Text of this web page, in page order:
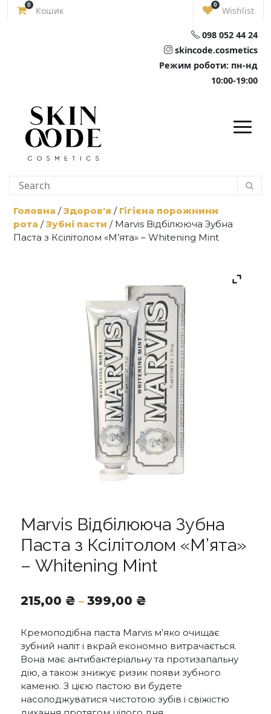
Skip
0
Кошик
0
Wishlist
098 052 44 24
skincode.cosmetics
Режим роботи: пн-нд
10:00-19:00
Головна /Здоров'я / Гігієна порожнини
рота /Зубні пасти / Marvis Відбілююча Зубна
Паста з Ксілітолом «М’ята» – Whitening Mint
Marvis Відбілююча Зубна
Паста з Ксілітолом «М’ята»
– Whitening Mint
215,00 ₴ – 399,00 ₴
від
215,00 ₴
до
399,00 ₴
Кремоподібна паста Marvis м’яко очищає
зубний наліт і вкрай економно витрачається.
Вона має антибактеріальну та протизапальну
дію, а також знижує ризик появи зубного
каменю. З цією пастою ви будете
насолоджуватися чистотою зубів і свіжістю